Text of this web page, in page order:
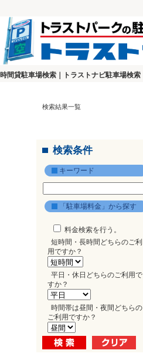
時間貸駐車場検索｜トラストナビ駐車場検索
検索結果一覧
検索条件
キーワード
「駐車場料金」から探す
料金検索を行う。
短時間・長時間どちらのご利
用ですか？
平日・休日どちらのご利用で
すか？
時間帯は昼間・夜間どちらの
ご利用ですか？